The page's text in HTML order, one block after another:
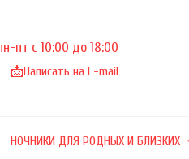
пт с 10:00 до 18:00
📩Написать на E-mail
НОЧНИКИ ДЛЯ РОДНЫХ И БЛИЗКИХ